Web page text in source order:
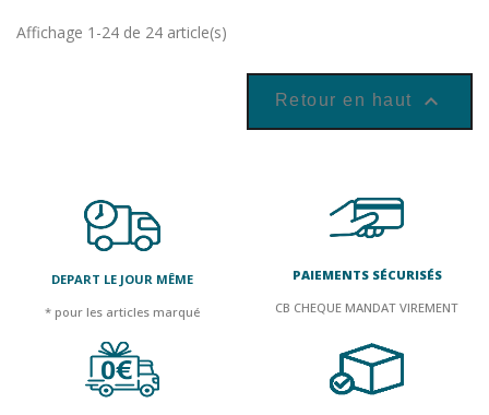
Affichage 1-24 de 24 article(s)
Retour en haut 
DEPART LE JOUR MÊME
* pour les articles marqué
PAIEMENTS SÉCURISÉS
CB CHEQUE MANDAT VIREMENT